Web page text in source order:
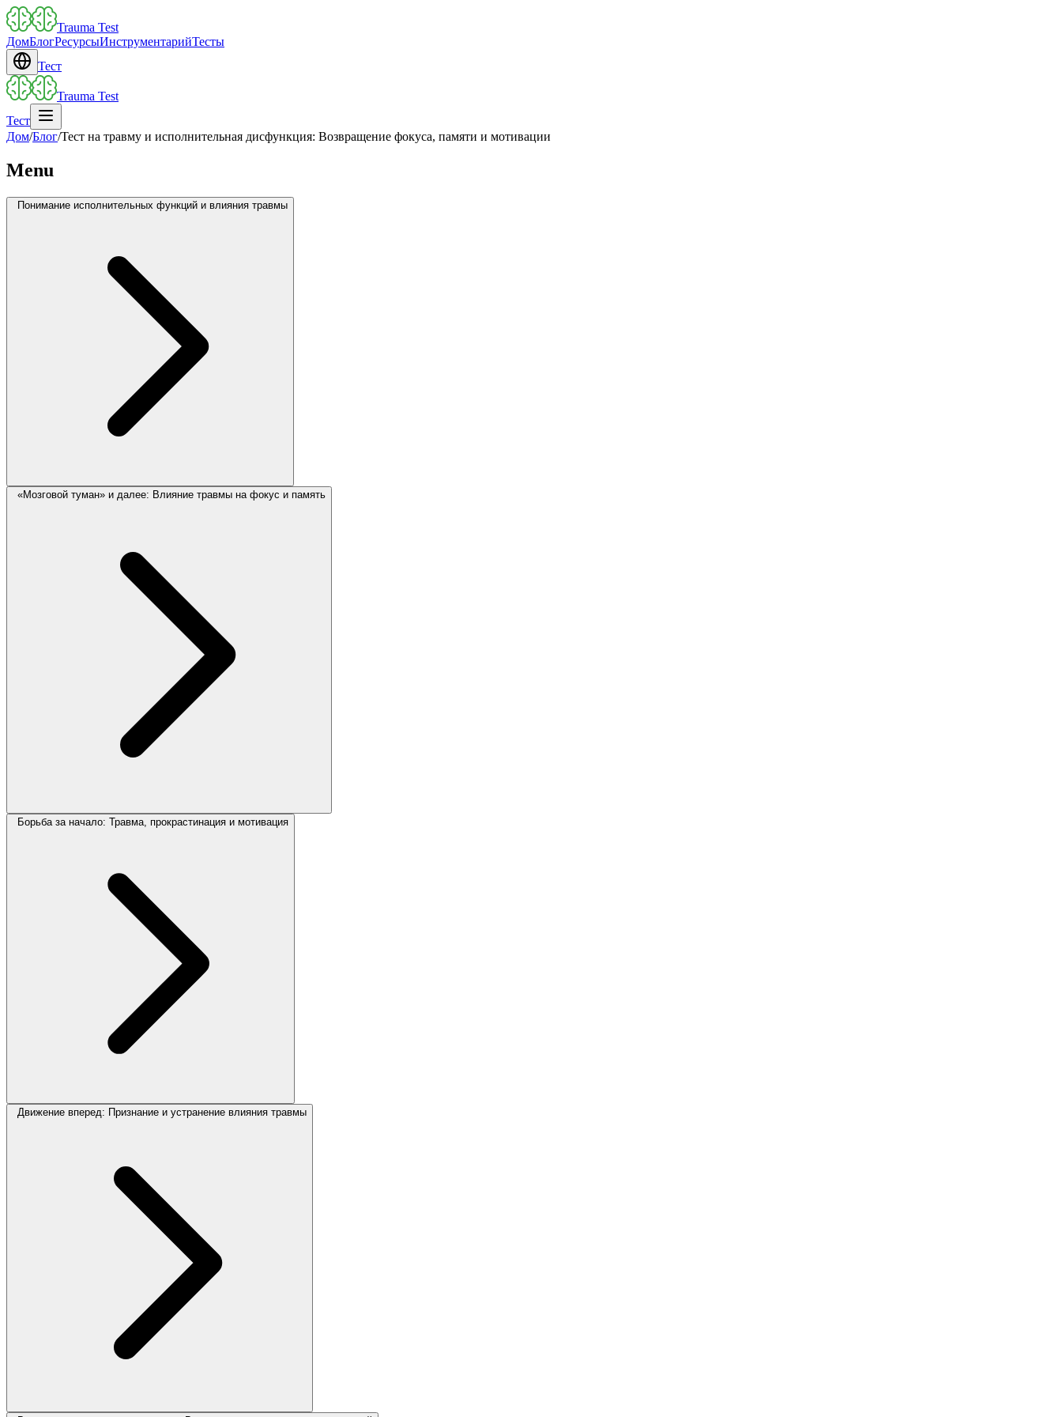
Trauma Test
ДомБлогРесурсыИнструментарийТесты
Тест
Trauma Test
Тест
Дом/Блог/Тест на травму и исполнительная дисфункция: Возвращение фокуса, памяти и мотивации
Menu
Понимание исполнительных функций и влияния травмы
«Мозговой туман» и далее: Влияние травмы на фокус и память
Борьба за начало: Травма, прокрастинация и мотивация
Движение вперед: Признание и устранение влияния травмы